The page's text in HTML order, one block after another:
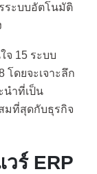
ระบบอัตโนมัติ
จ 15 ระบบ
โดยจะเจาะลึก
นำที่เป็น
มที่สุดกับธุรกิจ
ร์ ERP